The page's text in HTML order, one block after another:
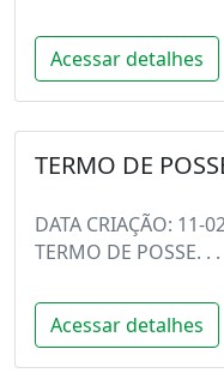
Acessar detalhes
TERMO DE
DATA CRIAÇÃO: 11-
TERMO DE POSSE. . .
Acessar detalhes